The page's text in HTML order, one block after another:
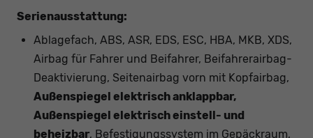
Serienausstattung:
Ablagefach, ABS, ASR, EDS, ESC, HBA, MKB, XDS,
Airbag für Fahrer und Beifahrer, Beifahrerairbag-
Deaktivierung, Seitenairbag vorn mit Kopfairbag,
Außenspiegel elektrisch anklappbar,
Außenspiegel elektrisch einstell- und
beheizbar, Befestigungssystem im Gepäckraum,